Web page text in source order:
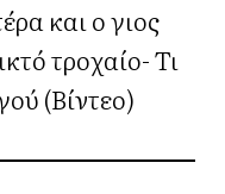
και ο γιος
τροχαίο- Τι
(Βίντεο)